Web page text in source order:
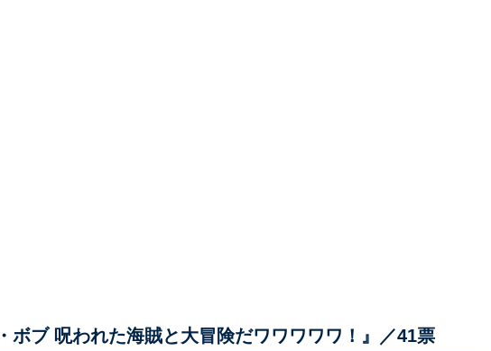
ボブ 呪われた海賊と大冒険だワワワワワ！』／41票